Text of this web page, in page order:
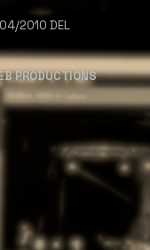
2010 DEL
PRODUCTIONS